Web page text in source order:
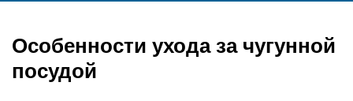
Особенности ухода за чугунной
посудой